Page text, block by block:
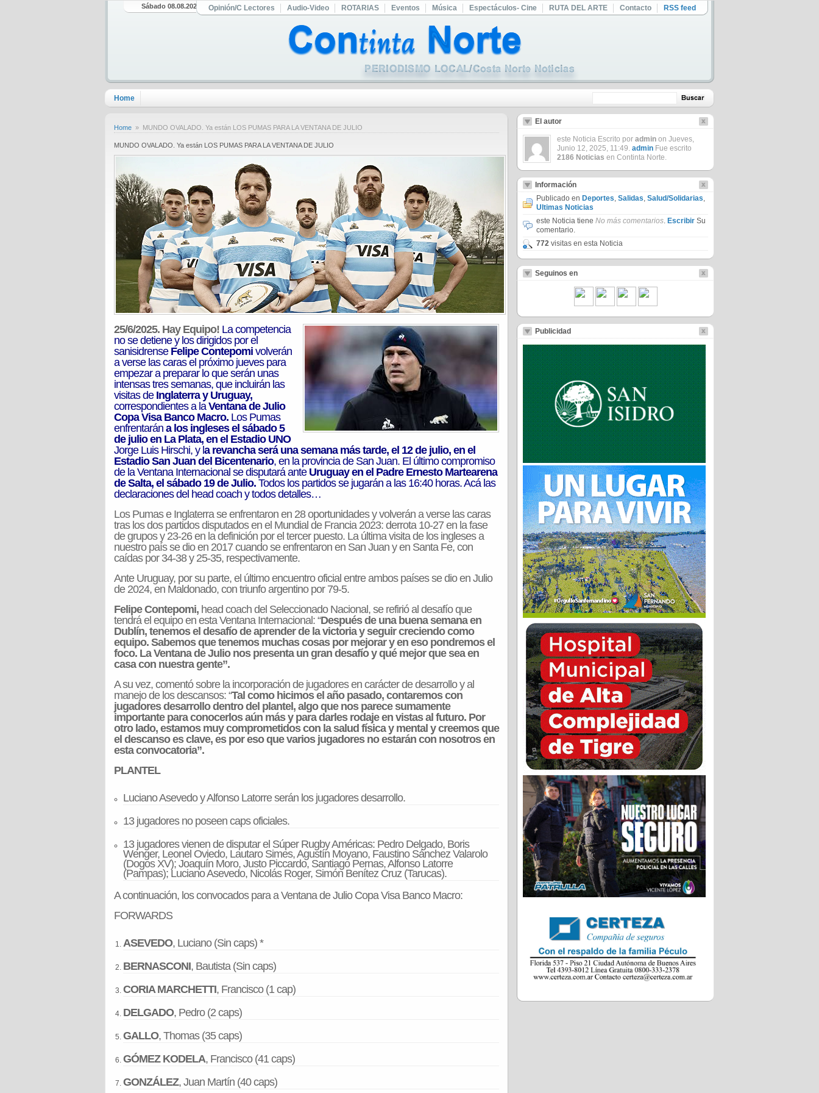
Sábado 08.08.2026 Opinión/C Lectores Audio-Video ROTARIAS Eventos Música Espectáculos- Cine RUTA DEL ARTE Contacto RSS feed
Home
Home » MUNDO OVALADO. Ya están LOS PUMAS PARA LA VENTANA DE JULIO
MUNDO OVALADO. Ya están LOS PUMAS PARA LA VENTANA DE JULIO
25/6/2025. Hay Equipo! La competencia
no se detiene y los dirigidos por el
sanisidrense Felipe Contepomi volverán
a verse las caras el próximo jueves para
empezar a preparar lo que serán unas
intensas tres semanas, que incluirán las
visitas de Inglaterra y Uruguay,
correspondientes a laVentana de Julio
Copa Visa Banco Macro. Los Pumas
enfrentarán a los ingleses el sábado 5
de julio en La Plata, en el Estadio UNO
Jorge Luis Hirschi, y l a revancha será una semana más tarde, el 12 de julio, en el
Estadio San Juan del Bicentenario, en la provincia de San Juan. El último compromiso
de la Ventana Internacional se disputará ante Uruguay en el Padre Ernesto Martearena
de Salta, el sábado 19 de Julio. Todos los partidos se jugarán a las 16:40 horas. Acá las
declaraciones del head coach y todos detalles…
Los Pumas e Inglaterra se enfrentaron en 28 oportunidades y volverán a verse las caras
tras los dos partidos disputados en el Mundial de Francia 2023: derrota 10-27 en la fase
de grupos y 23-26 en la definición por el tercer puesto. La última visita de los ingleses a
nuestro país se dio en 2017 cuando se enfrentaron en San Juan y en Santa Fe, con
caídas por 34-38 y 25-35, respectivamente.
Ante Uruguay, por su parte, el último encuentro oficial entre ambos países se dio en Julio
de 2024, en Maldonado, con triunfo argentino por 79-5.
Felipe Contepomi, head coach del Seleccionado Nacional, se refirió al desafío que
tendrá el equipo en esta Ventana Internacional: “Después de una buena semana en
Dublín, tenemos el desafío de aprender de la victoria y seguir creciendo como
equipo. Sabemos que tenemos muchas cosas por mejorar y en eso pondremos el
foco. La Ventana de Julio nos presenta un gran desafío y qué mejor que sea en
casa con nuestra gente”.
A su vez, comentó sobre la incorporación de jugadores en carácter de desarrollo y al
manejo de los descansos: “Tal como hicimos el año pasado, contaremos con
jugadores desarrollo dentro del plantel, algo que nos parece sumamente
importante para conocerlos aún más y para darles rodaje en vistas al futuro. Por
otro lado, estamos muy comprometidos con la salud física y mental y creemos que
el descanso es clave, es por eso que varios jugadores no estarán con nosotros en
esta convocatoria”.
PLANTEL
Luciano Asevedo y Alfonso Latorre serán los jugadores desarrollo.
13 jugadores no poseen caps oficiales.
13 jugadores vienen de disputar el Súper Rugby Américas: Pedro Delgado, Boris
Wenger, Leonel Oviedo, Lautaro Simes, Agustín Moyano, Faustino Sánchez Valarolo
(Dogos XV); Joaquín Moro, Justo Piccardo, Santiago Pernas, Alfonso Latorre
(Pampas); Luciano Asevedo, Nicolás Roger, Simón Benítez Cruz (Tarucas).
A continuación, los convocados para a Ventana de Julio Copa Visa Banco Macro:
FORWARDS
ASEVEDO, Luciano (Sin caps) *
BERNASCONI, Bautista (Sin caps)
CORIA MARCHETTI, Francisco (1 cap)
DELGADO, Pedro (2 caps)
GALLO, Thomas (35 caps)
GÓMEZ KODELA, Francisco (41 caps)
GONZÁLEZ, Juan Martín (40 caps)
El autor
este Noticia Escrito por admin on Jueves,
Junio 12, 2025, 11:49. admin Fue escrito
2186 Noticias en Continta Norte.
Información
Publicado en Deportes, Salidas, Salud/Solidarias,
Ultimas Noticias
este Noticia tiene No más comentarios. Escribir Su
comentario.
772 visitas en esta Noticia
Seguinos en
Publicidad